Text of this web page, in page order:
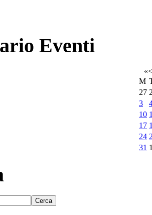
Eventi
«<
M
27
3
10
17
24
31